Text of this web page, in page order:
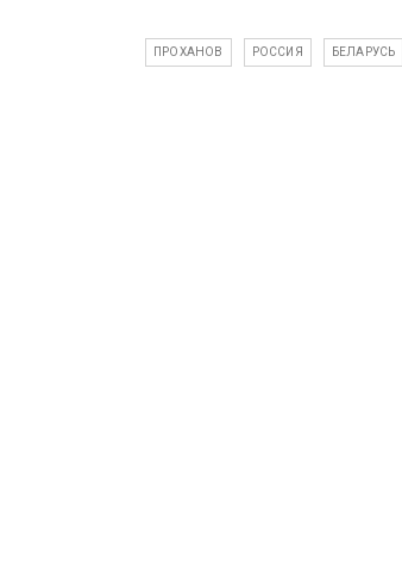
ПРОХАНОВ РОССИЯ БЕЛАРУСЬ